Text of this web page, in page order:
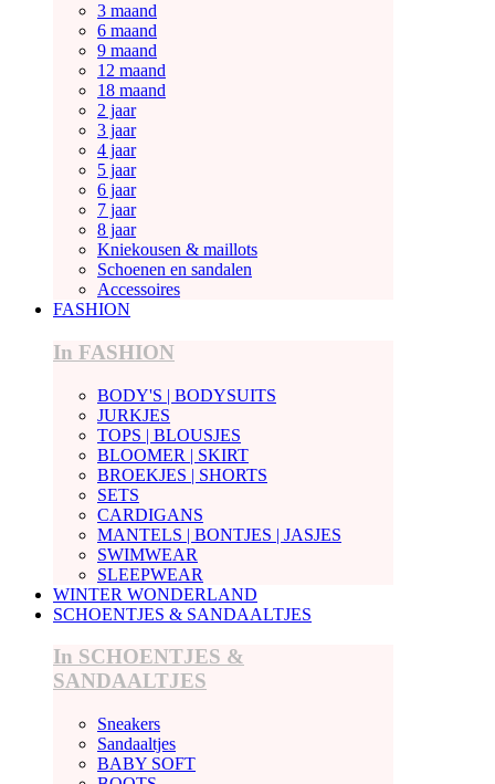
3 maand
6 maand
9 maand
12 maand
18 maand
2 jaar
3 jaar
4 jaar
5 jaar
6 jaar
7 jaar
8 jaar
Kniekousen & maillots
Schoenen en sandalen
Accessoires
FASHION
In FASHION
BODY'S | BODYSUITS
JURKJES
TOPS | BLOUSJES
BLOOMER | SKIRT
BROEKJES | SHORTS
SETS
CARDIGANS
MANTELS | BONTJES | JASJES
SWIMWEAR
SLEEPWEAR
WINTER WONDERLAND
SCHOENTJES & SANDAALTJES
In SCHOENTJES &
SANDAALTJES
Sneakers
Sandaaltjes
BABY SOFT